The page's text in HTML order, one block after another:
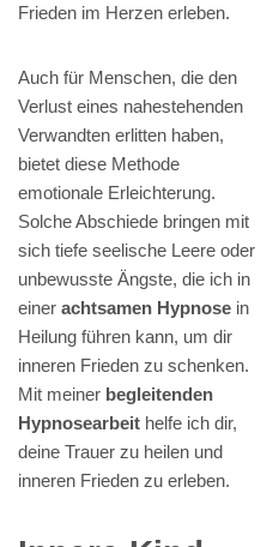
Frieden im Herzen erleben.
Auch für Menschen, die den
Verlust eines nahestehenden
Verwandten erlitten haben,
bietet diese Methode
emotionale Erleichterung.
Solche Abschiede bringen mit
sich tiefe seelische Leere oder
unbewusste Ängste, die ich in
einer achtsamen Hypnose in
Heilung führen kann, um dir
inneren Frieden zu schenken.
Mit meiner begleitenden
Hypnosearbeit helfe ich dir,
deine Trauer zu heilen und
inneren Frieden zu erleben.